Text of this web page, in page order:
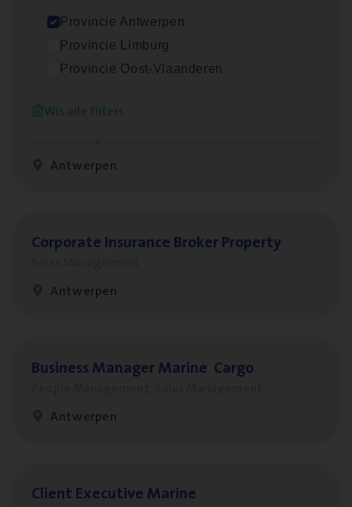
Provincie Antwerpen
Provincie Limburg
Provincie Oost-Vlaanderen
Wis alle filters
Insurance Operations
Beveren
Insu­ran­ce Bro­ker
Antwerpen
Cor­po­ra­te Insu­ran­ce Bro­ker Property
Antwerpen
Busi­ness Mana­ger Mari­ne Cargo
Antwerpen
Client Exe­cu­ti­ve Marine